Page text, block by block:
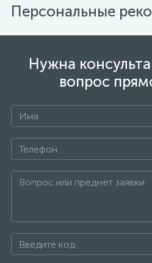
Персональные
Нужна
вопрос